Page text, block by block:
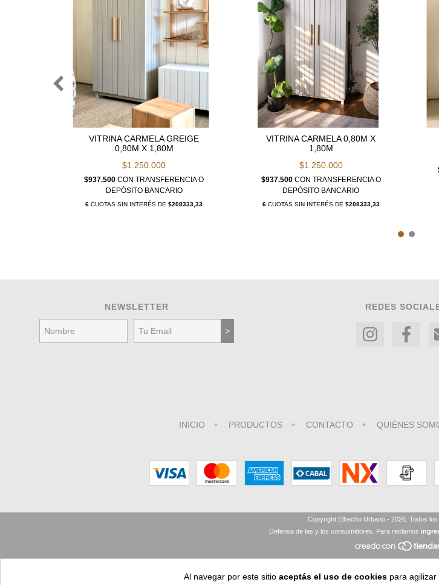
Al navegar por este sitio aceptás el uso de cookiespara agilizar
VITRINA CARMELA GREIGE
0,80M X 1,80M
$1.250.000
$937.500CON TRANSFERENCIA O
DEPÓSITO BANCARIO
6 CUOTAS SIN INTERÉS DE$208333,33
VITRINA CARMELA 0,80M X
1,80M
$1.250.000
$937.500 CON TRANSFERENCIA O
DEPÓSITO BANCARIO
6CUOTAS SIN INTERÉS DE $208333,33
NEWSLETTER REDES
INICIO PRODUCTOS CONTACTO QUIÉNES
Copyright Elhecho Urbano - 2026. Todos
Defensa de las y los consumidores. Para reclamos